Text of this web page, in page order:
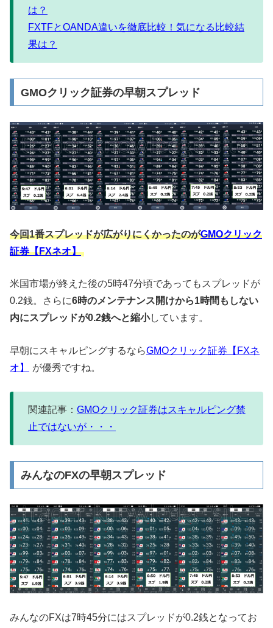
は？
FXTFとOANDA違いを徹底比較！気になる比較結
果は？
GMOクリック証券の早朝スプレッド
今回1番スプレッドが広がりにくかったのがGMOクリック
証券【FXネオ】
米国市場が終えた後の5時47分頃であってもスプレッドが
0.2銭。さらに6時のメンテナンス開けから1時間もしない
内にスプレッドが0.2銭へと縮小しています。
早朝にスキャルピングするならGMOクリック証券【FXネ
オ】
が優秀ですね。
関連記事： GMOクリック証券はスキャルピング禁
止ではないが・・・
みんなのFXの早朝スプレッド
みんなのFXは7時45分にはスプレッドが0.2銭となってお